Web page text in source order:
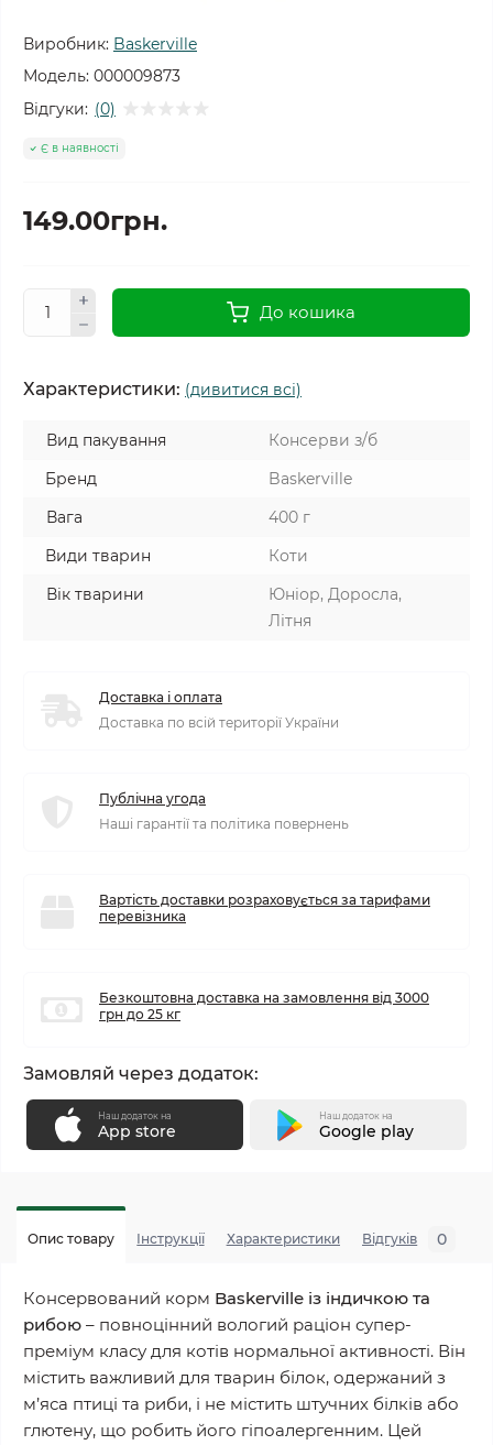
Виробник: Baskerville
Модель: 000009873
Відгуки: (0)
Є в наявності
149.00грн.
До кошика
Характеристики: (дивитися всі)
Вид пакування
Консерви з/б
Бренд
Baskerville
Вага
400 г
Види тварин
Коти
Вік тварини
Юніор, Доросла,
Літня
Доставка і оплата
Доставка по всій території України
Публічна угода
Наші гарантії та політика повернень
Вартість доставки розраховується за тарифами
перевізника
Безкоштовна доставка на замовлення від 3000
грн до 25 кг
Замовляй через додаток:
Наш додаток на
App store
Наш додаток на
Google play
Опис товару Інструкції Характеристики Відгуків 0
Консервований корм Baskerville із індичкою та
рибою – повноцінний вологий раціон супер-
преміум класу для котів нормальної активності. Він
містить важливий для тварин білок, одержаний з
м’яса птиці та риби, і не містить штучних білків або
глютену, що робить його гіпоалергенним. Цей